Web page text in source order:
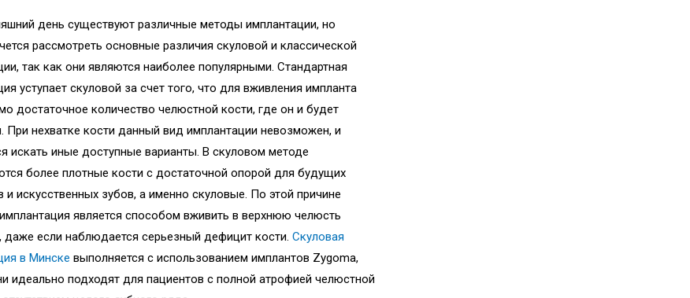
день существуют различные методы имплантации, но
рассмотреть основные различия скуловой и классической
так как они являются наиболее популярными. Стандартная
уступает скуловой за счет того, что для вживления импланта
достаточное количество челюстной кости, где он и будет
При нехватке кости данный вид имплантации невозможен, и
искать иные доступные варианты. В скуловом методе
более плотные кости с достаточной опорой для будущих
и искусственных зубов, а именно скуловые. По этой причине
является способом вживить в верхнюю челюсть
даже если наблюдается серьезный дефицит кости.Скуловая
в Минске выполняется с использованием имплантов Zygoma,
идеально подходят для пациентов с полной атрофией челюстной